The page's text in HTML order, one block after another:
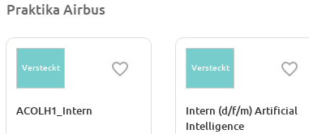
Praktika Airbus
Versteckt
ACOLH1_Intern
Versteckt
Intern (d/f/m) Artificial
Intelligence